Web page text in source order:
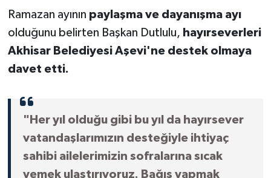
Ramazan ayının paylaşma ve dayanışma ayı
olduğunu belirten Başkan Dutlulu, hayırseverleri
Akhisar Belediyesi Aşevi'ne destek olmaya
davet etti.
"Her yıl olduğu gibi bu yıl da hayırsever
vatandaşlarımızın desteğiyle ihtiyaç
sahibi ailelerimizin sofralarına sıcak
yemek ulaştırıyoruz. Bağış yapmak